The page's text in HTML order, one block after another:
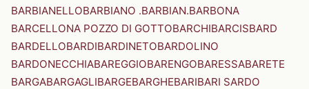
BARBIANELLOBARBIANO .BARBIAN.BARBONA
BARCELLONA POZZO DI GOTTOBARCHIBARCISBARD
BARDELLOBARDIBARDINETOBARDOLINO
BARDONECCHIABAREGGIOBARENGOBARESSABARETE
BARGABARGAGLIBARGEBARGHEBARIBARI SARDO